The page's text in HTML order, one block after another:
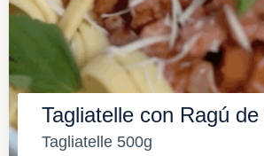
Tagliatelle con Ragú
Tagliatelle 500g